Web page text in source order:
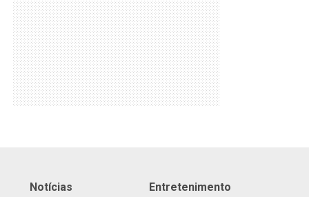
Notícias Entretenimento